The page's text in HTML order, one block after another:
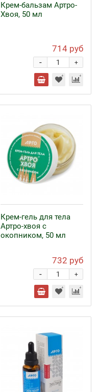
Крем-бальзам Артро-
Хвоя, 50 мл
714 руб
+
-
Крем-гель для тела
Артро-хвоя с
окопником, 50 мл
732 руб
+
-